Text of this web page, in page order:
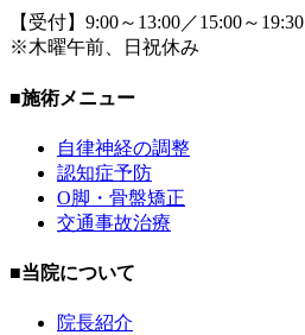
【受付】9:00～13:00／15:00～19:30
※木曜午前、日祝休み
■施術メニュー
自律神経の調整
認知症予防
O脚・骨盤矯正
交通事故治療
■当院について
院長紹介